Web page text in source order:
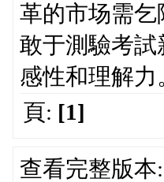
革的市场需
敢于測驗考
感性和理解力
頁: [1]
查看完整版本: